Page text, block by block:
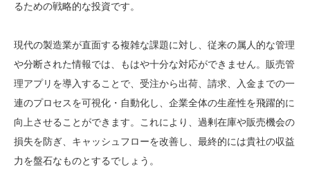
るための戦略的な投資です。
現代の製造業が直面する複雑な課題に対し、従来の属人的な管理
や分断された情報では、もはや十分な対応ができません。販売管
理アプリを導入することで、受注から出荷、請求、入金までの一
連のプロセスを可視化・自動化し、企業全体の生産性を飛躍的に
向上させることができます。これにより、過剰在庫や販売機会の
損失を防ぎ、キャッシュフローを改善し、最終的には貴社の収益
力を盤石なものとするでしょう。